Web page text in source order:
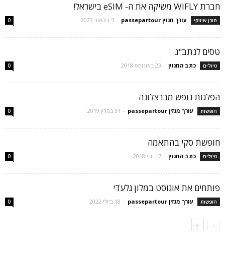
חברת WIFLY משיקה את ה- eSIM בישראל!
תוכן שיווקי עורך מגזין passepartour - 5 בינואר 2023 0
טסים לנתב"ג
טיולים כתב המגזין - 23 באוגוסט 2018 0
הפלגות נופש מברצלונה
חופשות עורך מגזין passepartour - 31 במרץ 2019 0
חופשת סקי בהתאמה
טיולים כתב המגזין - 7 ביוני 2018 0
פותחים את אוגוסט במלון גלעדי
חופשות עורך מגזין passepartour - 18 ביולי 2022 0